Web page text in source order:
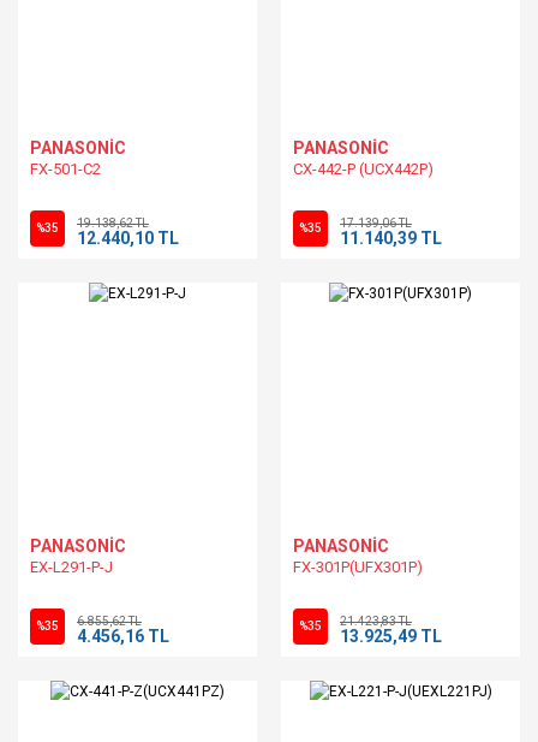
PANASONİC
FX-501-C2
%35 19.138,62 TL
12.440,10 TL
PANASONİC
CX-442-P (UCX442P)
%35 17.139,06 TL
11.140,39 TL
PANASONİC
EX-L291-P-J
%35 6.855,62 TL
4.456,16 TL
PANASONİC
FX-301P(UFX301P)
%35 21.423,83 TL
13.925,49 TL